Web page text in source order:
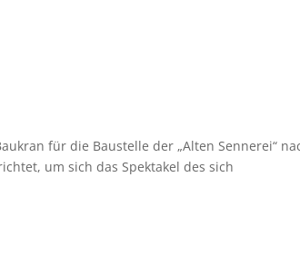
für die Baustelle der „Alten Sennerei“
um sich das Spektakel des sich